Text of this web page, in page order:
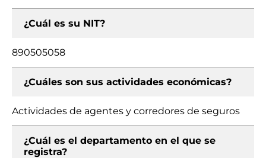
¿Cuál es su NIT?
890505058
¿Cuáles son sus actividades económicas?
Actividades de agentes y corredores de seguros
¿Cuál es el departamento en el que se
registra?